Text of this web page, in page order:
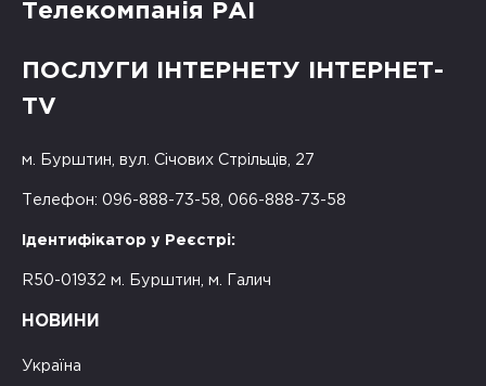
Телекомпанія РАІ
ПОСЛУГИ ІНТЕРНЕТУ ІНТЕРНЕТ-
TV
м. Бурштин, вул. Січових Стрільців, 27
Телефон: 096-888-73-58, 066-888-73-58
Ідентифікатор у Реєстрі:
R50-01932 м. Бурштин, м. Галич
НОВИНИ
Україна